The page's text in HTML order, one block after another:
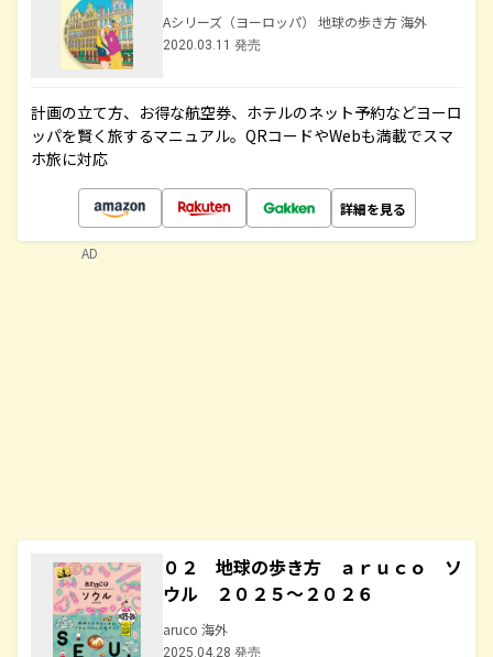
Aシリーズ（ヨーロッパ） 地球の歩き方 海外
2020.03.11 発売
計画の立て方、お得な航空券、ホテルのネット予約などヨーロ
ッパを賢く旅するマニュアル。QRコードやWebも満載でスマ
ホ旅に対応
詳細を見る
０２ 地球の歩き方 ａｒｕｃｏ ソ
ウル ２０２５～２０２６
aruco 海外
2025.04.28 発売
AD